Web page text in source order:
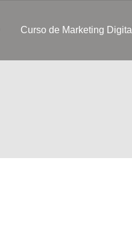
Curso de Marketing Digital